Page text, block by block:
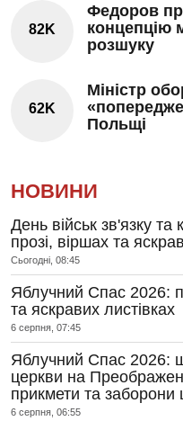
82K
Федоров
концепцію
розшуку
62K
Міністр
Польщі
НОВИНИ
День військ зв'язку та
прозі, віршах та
Сьогодні, 08:45
Яблучний Спас 2026:
та яскравих листівках
6 серпня, 07:45
Яблучний Спас 2026:
церкви на
прикмети та заборони
6 серпня, 06:55